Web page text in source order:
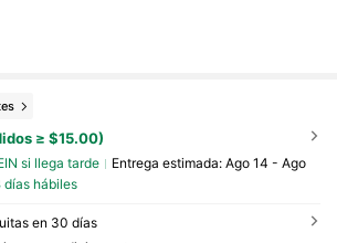
≥ $15.00)
si llega tarde Entrega estimada: Ago 14 - Ago
días hábiles
en 30 días